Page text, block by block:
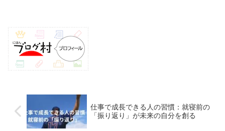
仕事で成長できる人の習慣：就寝前の
「振り返り」が未来の自分を創る